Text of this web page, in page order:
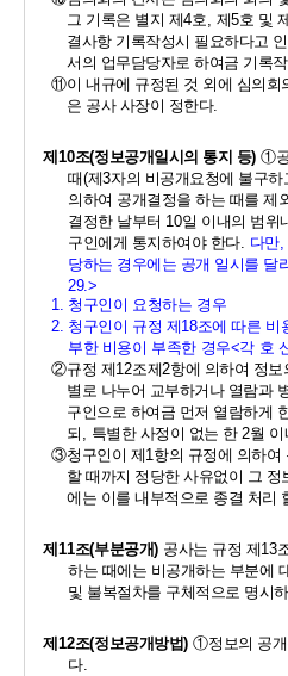
그 기록은 별지 제4호, 제5호 및
결사항 기록작성시 필요하다고
서의 업무담당자로 하여금 기록
⑪이 내규에 규정된 것 외에 심의
은 공사 사장이 정한다.
제 10조(정보공개일시의 통지 등) ①
때(제3자의 비공개요청에 불구하
의하여 공개결정을 하는 때를 제
결정한 날부터 10일 이내의 범위
구인에게 통지하여야 한다. 다만,
당하는 경우에는 공개 일시를 달
29.>
1. 청구인이 요청하는 경우
2. 청구인이 규정 제18조에 따른 비
부한 비용이 부족한 경우<각 호
②규정 제12조제2항에 의하여 정
별로 나누어 교부하거나 열람과
구인으로 하여금 먼저 열람하게
되 , 특별한 사정이 없는 한 2월
③청구인이 제1항의 규정에 의하여
할 때까지 정당한 사유없이 그
에는 이를 내부적으로 종결 처리
제 11조(부분공개) 공사는 규정 제13
하는 때에는 비공개하는 부분에
및 불복절차를 구체적으로 명시
제 12조(정보공개방법) ①정보의 공
다.